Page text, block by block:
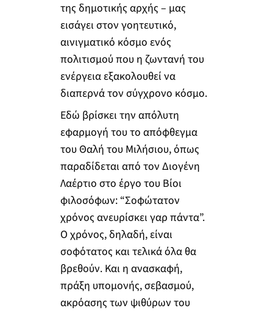
της δημοτικής αρχής – μας
εισάγει στον γοητευτικό,
αινιγματικό κόσμο ενός
πολιτισμού που η ζωντανή του
ενέργεια εξακολουθεί να
διαπερνά τον σύγχρονο κόσμο.
Εδώ βρίσκει την απόλυτη
εφαρμογή του το απόφθεγμα
του Θαλή του Μιλήσιου, όπως
παραδίδεται από τον Διογένη
Λαέρτιο στο έργο του Βίοι
φιλοσόφων: “Σοφώτατον
χρόνος ανευρίσκει γαρ πάντα”.
Ο χρόνος, δηλαδή, είναι
σοφότατος και τελικά όλα θα
βρεθούν. Και η ανασκαφή,
πράξη υπομονής, σεβασμού,
ακρόασης των ψιθύρων του